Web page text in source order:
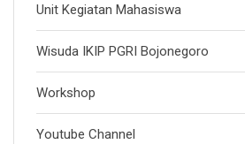
Unit Kegiatan Mahasiswa
Wisuda IKIP PGRI Bojonegoro
Workshop
Youtube Channel